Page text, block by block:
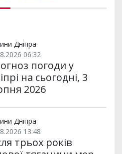
e
m p
Дніпра
06:32
погоди у
на сьогодні, 3
2026
Дніпра
13:48
трьох років